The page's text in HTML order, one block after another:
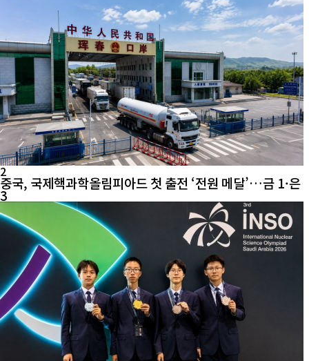
2
중국, 국제핵과학올림피아드 첫 출전 ‘전원 메달’…금 1·은
3